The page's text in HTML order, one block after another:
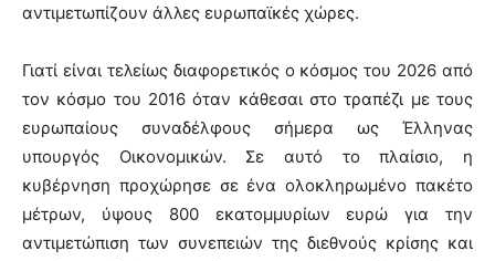
αντιμετωπίζουν άλλες ευρωπαϊκές χώρες.
Γιατί είναι τελείως διαφορετικός ο κόσμος του 2026 από
τον κόσμο του 2016 όταν κάθεσαι στο τραπέζι με τους
ευρωπαίους συναδέλφους σήμερα ως Έλληνας
υπουργός Οικονομικών. Σε αυτό το πλαίσιο, η
κυβέρνηση προχώρησε σε ένα ολοκληρωμένο πακέτο
μέτρων, ύψους 800 εκατομμυρίων ευρώ για την
αντιμετώπιση των συνεπειών της διεθνούς κρίσης και